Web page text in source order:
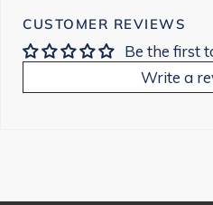
CUSTOMER REVIEWS
Be the first
Write a